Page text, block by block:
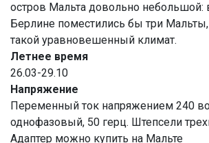
остров Мальта довольно небольшой:
Берлине поместились бы три Мальты,
такой уравновешенный климат.
Летнее время
26.03-29.10
Напряжение
Переменный ток напряжением 240
однофазовый, 50 герц. Штепсели
Адаптер можно купить на Мальте